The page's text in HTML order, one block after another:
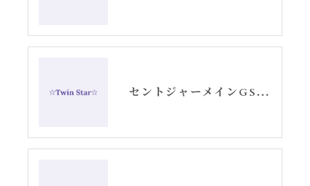
セントジャーメインGSVF遠隔・スピリチュアルセッション天秤座金環日食⭐︎牡牛座部分月食お知らせ